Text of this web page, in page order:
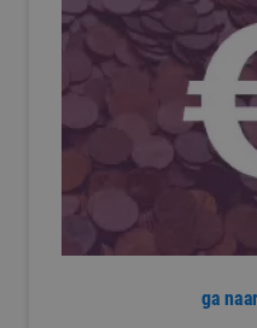
ga